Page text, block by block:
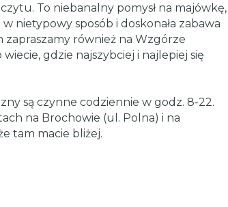
To niebanalny pomysł na majówkę,
nietypowy sposób i doskonała zabawa
zapraszamy również na Wzgórze
gdzie najszybciej i najlepiej się
są czynne codziennie w godz. 8-22.
na Brochowie (ul. Polna) i na
tam macie bliżej.